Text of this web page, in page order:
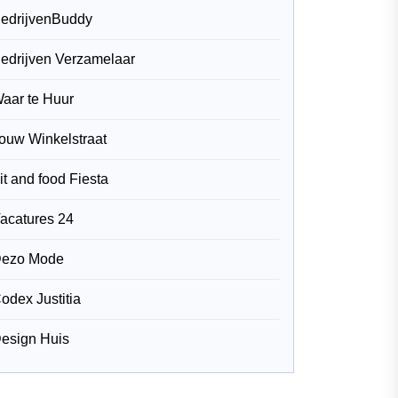
Verzamelaar
te Huur
Winkelstraat
and food Fiesta
24
Mode
Justitia
Huis